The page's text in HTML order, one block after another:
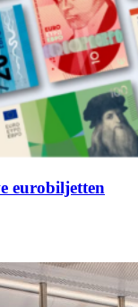
eurobiljetten